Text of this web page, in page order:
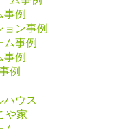
事例
ン事例
ム事例
事例
例
ハウス
や家